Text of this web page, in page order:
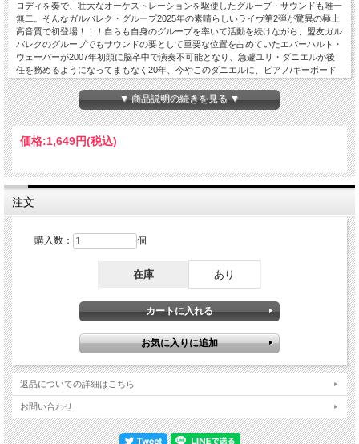
ロディを奏で、壮大なオーケストレーションを駆使したグループ・サウンドも唯一
無二。そんなガルバレク・グループ2025年の素晴らしいライヴ第2弾が驚異の極上
高音質で初登場！！！自らも自身のグループを率いて活動を続けながら、盟友ガル
バレクのグループでもサウンドの要として重要な位置を占めていたエバーハルト・
ウェーバーが2007年初頭に脳卒中で演奏不可能となり、急遽ユリ・ダニエルが後
任を務めるようになってまもなく20年、今やこのダニエルに、ピアノ/キーボード
のライナー・ブリューニングハウス、ドラムス/パーカッションのトリロク・グル
トゥを擁する不動のヤン・ガルバレク・グループは、あのウェイン・ショーターの
カルテット以上に長期に渡り、ジャズ・カルテットの頂点に立つ存在として君臨す
る。驚く事に未だに進化を続け常に新鮮でプログレッシヴなサウンドを提供してく
れる彼らの2025年4月7日ハンガリー、ムパのベラ・バルトーク・ナショナル・コ
ンサート・ホールでの至高のライヴが、レーベル独自の丁寧なマスタリングを施し
全収録した2枚組が入荷しました！！！本作には地上で最も美しいといわれるガル
バレク・グループの、言葉には表すことが不可能なくらいビューティフルなステー
ジが余す所なく完璧に捉えられています！この舞台に相応しいガルバレク・グルー
プの堂々たる素晴らしいステージは、遥か遠い太古の壮厳な景色が瞼に浮かび上が
ィシズムを湛えた美しくも壮大な楽曲ほか、全編に渡りガルバレクは愛器となるセ
ルマーのテナーとガルバレクのトレードマークとなるカーヴド・ソプラノを半々に
使用し、あの一聴して判る独特の透明感溢れる何処までも伸びやかな音色を完璧に
吹き込んで行く。また時にはノルウェーの民族楽器となる指穴のないセリエ・フル
ートを使いグルトゥとの掛け合いも披露している。ガルバレクはこのカルテットと
いうフォーマットに関しては、グルトゥという打楽器奏者から受ける影響が大きい
と語っているが、このグループにおけるグルトゥの役割は非常に重要でバスドラ、
ル、多種シンバル群、ゴング、チャイムから水の入ったバケツまでのパーカッショ
ン・セットによる、普通に聴いているととても一人で演奏しているとは信じ難いサ
ウンドを構築して、さらに独特のアプローチで独自の世界を創り出し、ガルバレク
も、あまりにも個性的だったウェーバーの後任ということで参加当初はかなりのプ
レッシャーもあっただろうが、いまではやはりこのガルバレク・グループにはなく
てはならない存在に著しい成長を遂げており、ライヴ中盤におけるソロでは全盛期
のヴィクター・ウッテンやジャコ・パストリアス衝撃のテクニックをも凌駕する超
絶プレイまでも披露している。またこのダニエルのグループへの貢献も顕著で、グ
▼ 商品説明の続きを見る ▼
価格:1,649円(税込)
注文
購入数： 個
在庫 あり
返品についての詳細はこちら
お問い合わせ